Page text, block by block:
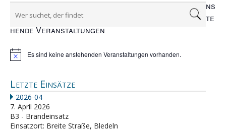
ns
te
hende Veranstaltungen
HinweisEs sind keine anstehenden Veranstaltungen vorhanden.
Letzte Einsätze
2026-04
7. April 2026
B3 - Brandeinsatz
Einsatzort: Breite Straße, Bledeln